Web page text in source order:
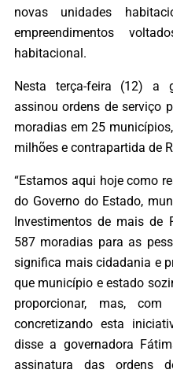
novas unidades
empreendimentos
habitacional.
Nesta terça-feira (12) a
assinou ordens de serviço
moradias em 25
milhões e contrapartida de
“Estamos aqui hoje como
do Governo do Estado,
Investimentos de mais de
587 moradias para as
significa mais cidadania e
que município e estado
proporcionar, mas,
concretizando esta
disse a governadora
assinatura das ordens